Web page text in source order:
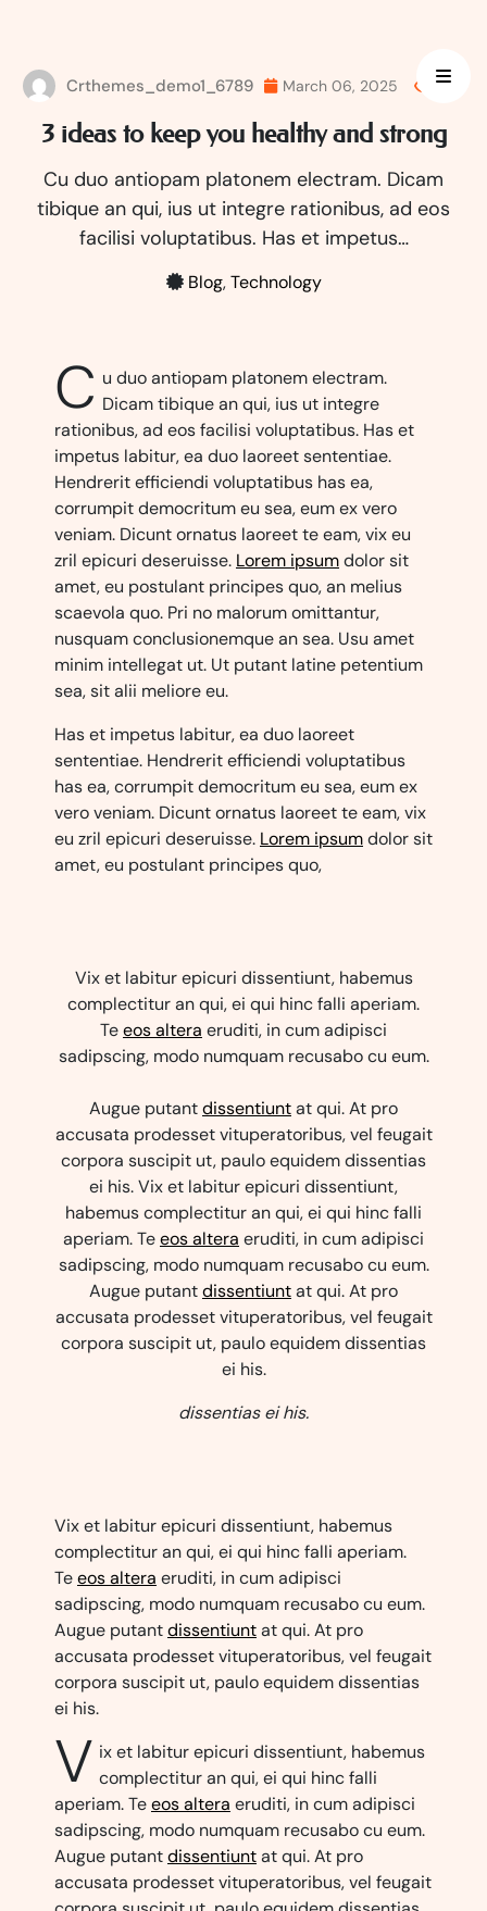
Crthemes_demo1_6789 March 06, 2025 442
3 ideas to keep you healthy and strong
Cu duo antiopam platonem electram. Dicam
tibique an qui, ius ut integre rationibus, ad eos
facilisi voluptatibus. Has et impetus…
Blog,Technology
C u duo antiopam platonem electram.
Dicam tibique an qui, ius ut integre
rationibus, ad eos facilisi voluptatibus. Has et
impetus labitur, ea duo laoreet sententiae.
Hendrerit efficiendi voluptatibus has ea,
corrumpit democritum eu sea, eum ex vero
veniam. Dicunt ornatus laoreet te eam, vix eu
zril epicuri deseruisse. Lorem ipsumdolor sit
amet, eu postulant principes quo, an melius
scaevola quo. Pri no malorum omittantur,
nusquam conclusionemque an sea. Usu amet
minim intellegat ut. Ut putant latine petentium
sea, sit alii meliore eu.
Has et impetus labitur, ea duo laoreet
sententiae. Hendrerit efficiendi voluptatibus
has ea, corrumpit democritum eu sea, eum ex
vero veniam. Dicunt ornatus laoreet te eam, vix
eu zril epicuri deseruisse. Lorem ipsumdolor sit
amet, eu postulant principes quo,
Vix et labitur epicuri dissentiunt, habemus
complectitur an qui, ei qui hinc falli aperiam.
Teeos altera eruditi, in cum adipisci
sadipscing, modo numquam recusabo cu eum.
Augue putantdissentiuntat qui. At pro
accusata prodesset vituperatoribus, vel feugait
corpora suscipit ut, paulo equidem dissentias
ei his. Vix et labitur epicuri dissentiunt,
habemus complectitur an qui, ei qui hinc falli
aperiam. Teeos altera eruditi, in cum adipisci
sadipscing, modo numquam recusabo cu eum.
Augue putantdissentiuntat qui. At pro
accusata prodesset vituperatoribus, vel feugait
corpora suscipit ut, paulo equidem dissentias
ei his.
dissentias ei his.
Vix et labitur epicuri dissentiunt, habemus
complectitur an qui, ei qui hinc falli aperiam.
Teeos altera eruditi, in cum adipisci
sadipscing, modo numquam recusabo cu eum.
Augue putantdissentiuntat qui. At pro
accusata prodesset vituperatoribus, vel feugait
corpora suscipit ut, paulo equidem dissentias
ei his.
V ix et labitur epicuri dissentiunt, habemus
complectitur an qui, ei qui hinc falli
aperiam. Teeos altera eruditi, in cum adipisci
sadipscing, modo numquam recusabo cu eum.
Augue putantdissentiuntat qui. At pro
accusata prodesset vituperatoribus, vel feugait